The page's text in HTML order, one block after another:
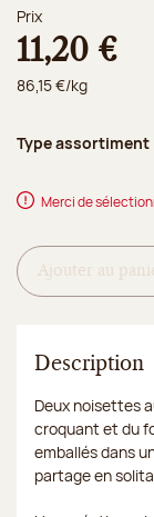
Prix
11,20 €
86,15 €/kg
Type assortiment
Merci de
Ajouter au
Description
Deux noisettes
croquant et du
emballés dans
partage en